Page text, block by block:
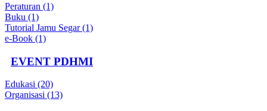
Peraturan (1)
Buku (1)
Tutorial Jamu Segar (1)
e-Book (1)
EVENT PDHMI
Edukasi (20)
Organisasi (13)